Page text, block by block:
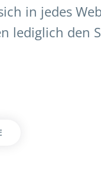
in jedes
lediglich den